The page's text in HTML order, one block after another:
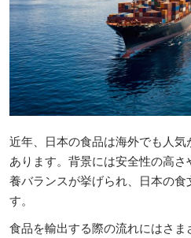
近年、日本の食品は海外でも人
あります。背景には安全性の高
養バランスが挙げられ、日本の食
す。
食品を輸出する際の流れにはさ